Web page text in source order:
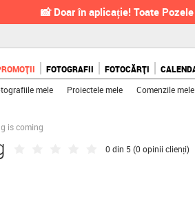
📸 Doar în aplicație! Toate
FOTOGRAFII FOTOCĂRȚI
mele Proiectele mele Comenzile mele
is coming
0 din 5 (0 opinii clienți)